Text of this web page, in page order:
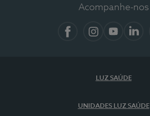
Acompanhe-nos
LUZ SAÚDE
UNIDADES LUZ SAÚDE